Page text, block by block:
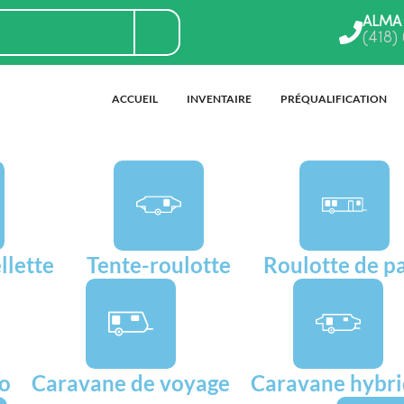
ALMA
(418)
ACCUEIL INVENTAIRE PRÉQUALIFICATION
Tente-roulotte Roulotte de
Caravane de voyage Caravane